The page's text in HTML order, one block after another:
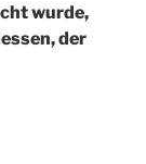
wurde,
der